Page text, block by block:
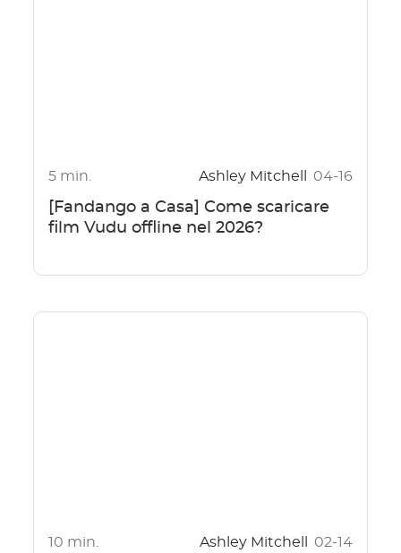
5 min. Ashley Mitchell 04-16
[Fandango a Casa] Come scaricare
film Vudu offline nel 2026?
10 min. Ashley Mitchell 02-14